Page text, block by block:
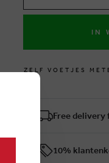
IN
Z E L F V O E T J E S M E T
Free delivery
10%